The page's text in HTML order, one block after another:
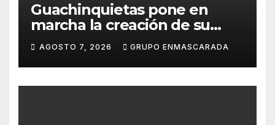
Guachinquietas pone en
marcha la creación de su
repertorio para el Carnaval
2027
AGOSTO 7, 2026 GRUPO ENMASCARADA